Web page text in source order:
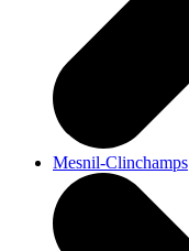
Mesnil-Clinchamps